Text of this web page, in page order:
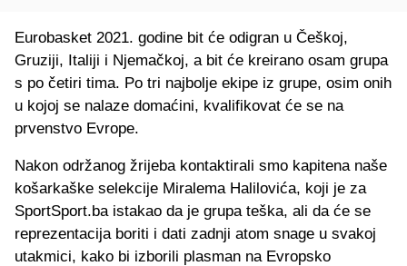
Eurobasket 2021. godine bit će odigran u Češkoj,
Gruziji, Italiji i Njemačkoj, a bit će kreirano osam grupa
s po četiri tima. Po tri najbolje ekipe iz grupe, osim onih
u kojoj se nalaze domaćini, kvalifikovat će se na
prvenstvo Evrope.
Nakon održanog žrijeba kontaktirali smo kapitena naše
košarkaške selekcije Miralema Halilovića, koji je za
SportSport.ba istakao da je grupa teška, ali da će se
reprezentacija boriti i dati zadnji atom snage u svakoj
utakmici, kako bi izborili plasman na Evropsko